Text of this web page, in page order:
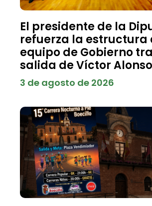
El presidente de la
refuerza la estructura
equipo de Gobierno
salida de Víctor
3 de agosto de 2026